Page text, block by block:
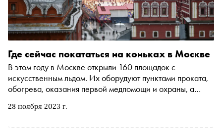
28 ноября 2023 г.
Где сейчас покататься на коньках в Москве
В этом году в Москве открыли 160 площадок с
искусственным льдом. Их оборудуют пунктами проката,
обогрева, оказания первой медпомощи и охраны, а
популярном среди гостей столицы ГУМ-катке на